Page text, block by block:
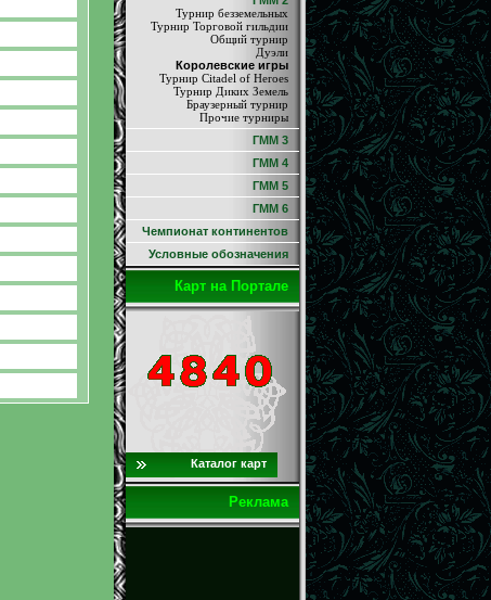
Турнир безземельных
Турнир Торговой гильдии
Общий турнир
Дуэли
Королевские игры
Турнир Citadel of Heroes
Турнир Диких Земель
Браузерный турнир
Прочие турниры
ГММ 3
ГММ 4
ГММ 5
ГММ 6
Чемпионат континентов
Условные обозначения
Карт на Портале
Каталог карт
Реклама